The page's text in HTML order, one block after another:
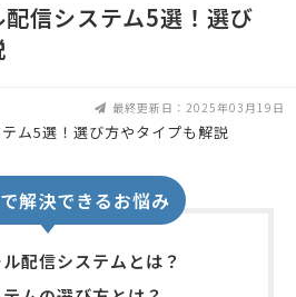
信システム5選！選び
最終更新日：2025年03月19日
解決できるお悩み
配信システムとは？